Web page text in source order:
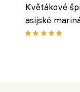
Květákové
asijské
chuťovka z